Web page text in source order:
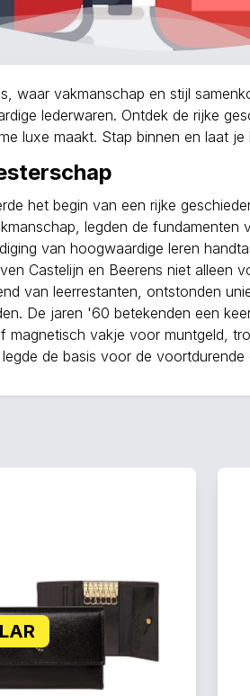
waar vakmanschap en stijl
lederwaren. Ontdek de rijke
luxe maakt. Stap binnen en laat
het begin van een rijke
legden de
van hoogwaardige leren
Castelijn en Beerens niet alleen
van leerrestanten, ontstonden
De jaren '60 betekenden een
magnetisch vakje voor muntgeld,
de basis voor de